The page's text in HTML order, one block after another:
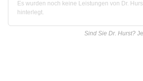
Es wurden noch keine Leistungen von Dr.
hinterlegt.
Sind Sie Dr. Hurst?